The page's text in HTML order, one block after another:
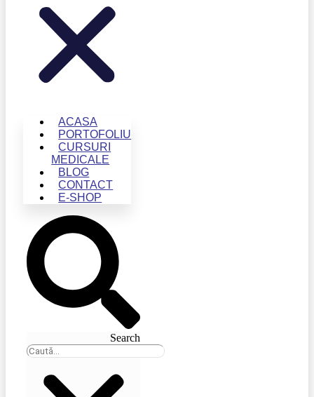
ACASA
PORTOFOLIU
CURSURI
MEDICALE
BLOG
CONTACT
E-SHOP
Search